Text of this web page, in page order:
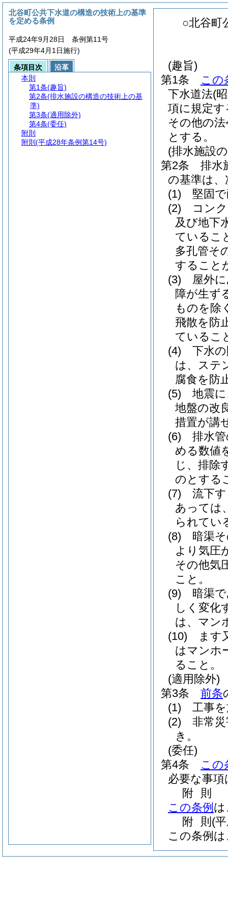
○北谷町
(趣旨)
第1条
この
下水道法(
項に規定
その他の
とする。
(排水施設
第2条
排水
の基準は
(1)
堅固
(2)
コン
及び地下
ているこ
多孔管そ
すること
(3)
屋外
障が生ず
ものを除
飛散を防
ているこ
(4)
下水
は、ステ
腐食を防
(5)
地震
地盤の改
措置が講
(6)
排水
める数値
じ、排除
のとする
(7)
流下
あっては
られてい
(8)
暗渠
より気圧
その他気
こと。
(9)
暗渠
しく変化
は、マン
(10)
ます
はマンホ
ること。
(適用除外)
第3条
前条
(1)
工事
(2)
非常
き。
(委任)
第4条
この
必要な事
附 則
この条例 は
附 則 (
この条例
北谷町公共下水道の構造の技術上の基準
を定める条例
平成24年9月28日 条例第11号
(平成29年4月1日施行)
条項目次
沿革
本則
第1条(趣旨)
第2条(排水施設の構造の技術上の基
準)
第3条(適用除外)
第4条(委任)
附則
附則 (平成28年条例第14号)